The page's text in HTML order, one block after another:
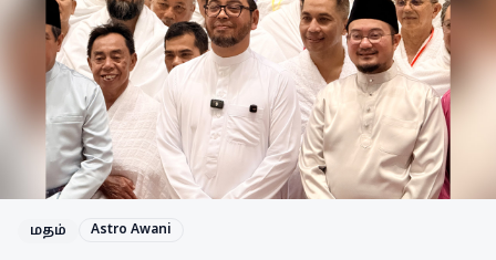
மதம் Astro Awani